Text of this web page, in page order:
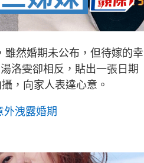
雖然婚期未公布，但待嫁的幸
洛雯卻相反，貼出一張日期
，向家人表達心意。
外洩露婚期